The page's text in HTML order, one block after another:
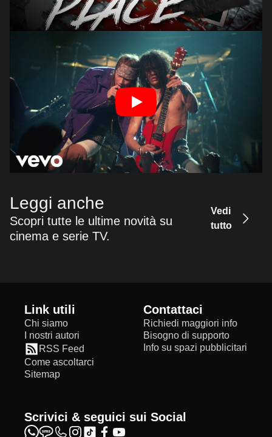
Leggi anche
Scopri tutte le ultime novità su
cinema e serie TV.
Vedi
tutto
Link utili
Chi siamo
I nostri autori
RSS Feed
Come ascoltarci
Sitemap
Contattaci
Richiedi maggiori info
Bisogno di supporto
Info su spazi pubblicitari
Scrivici & seguici sui Social